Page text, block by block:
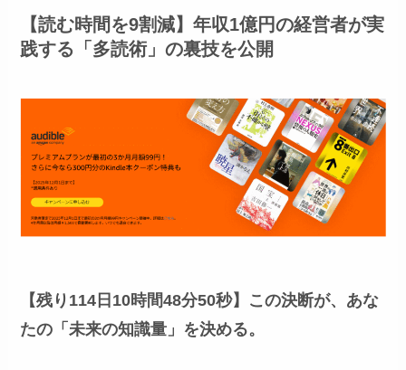
【読む時間を9割減】年収1億円の経営者が実
践する「多読術」の裏技を公開
【残り114日10時間48分48秒】 この決断が、あな
たの「未来の知識量」を決める。